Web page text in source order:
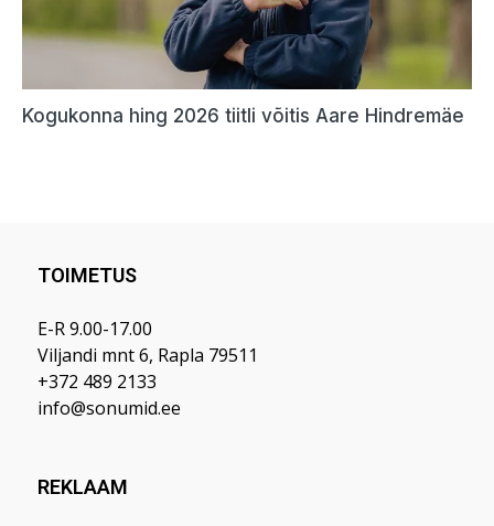
TOIMETUS
E-R 9.00-17.00
Viljandi mnt 6, Rapla 79511
+372 489 2133
info@sonumid.ee
REKLAAM